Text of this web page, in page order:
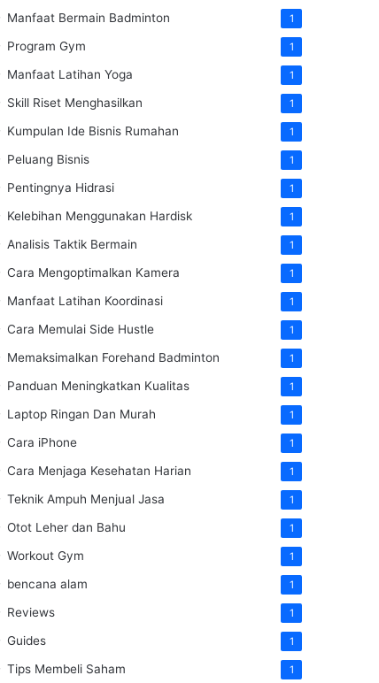
Manfaat Bermain Badminton 1
Program Gym 1
Manfaat Latihan Yoga 1
Skill Riset Menghasilkan 1
Kumpulan Ide Bisnis Rumahan 1
Peluang Bisnis 1
Pentingnya Hidrasi 1
Kelebihan Menggunakan Hardisk 1
Analisis Taktik Bermain 1
Cara Mengoptimalkan Kamera 1
Manfaat Latihan Koordinasi 1
Cara Memulai Side Hustle 1
Memaksimalkan Forehand Badminton 1
Panduan Meningkatkan Kualitas 1
Laptop Ringan Dan Murah 1
Cara iPhone 1
Cara Menjaga Kesehatan Harian 1
Teknik Ampuh Menjual Jasa 1
Otot Leher dan Bahu 1
Workout Gym 1
bencana alam 1
Reviews 1
Guides 1
Tips Membeli Saham 1